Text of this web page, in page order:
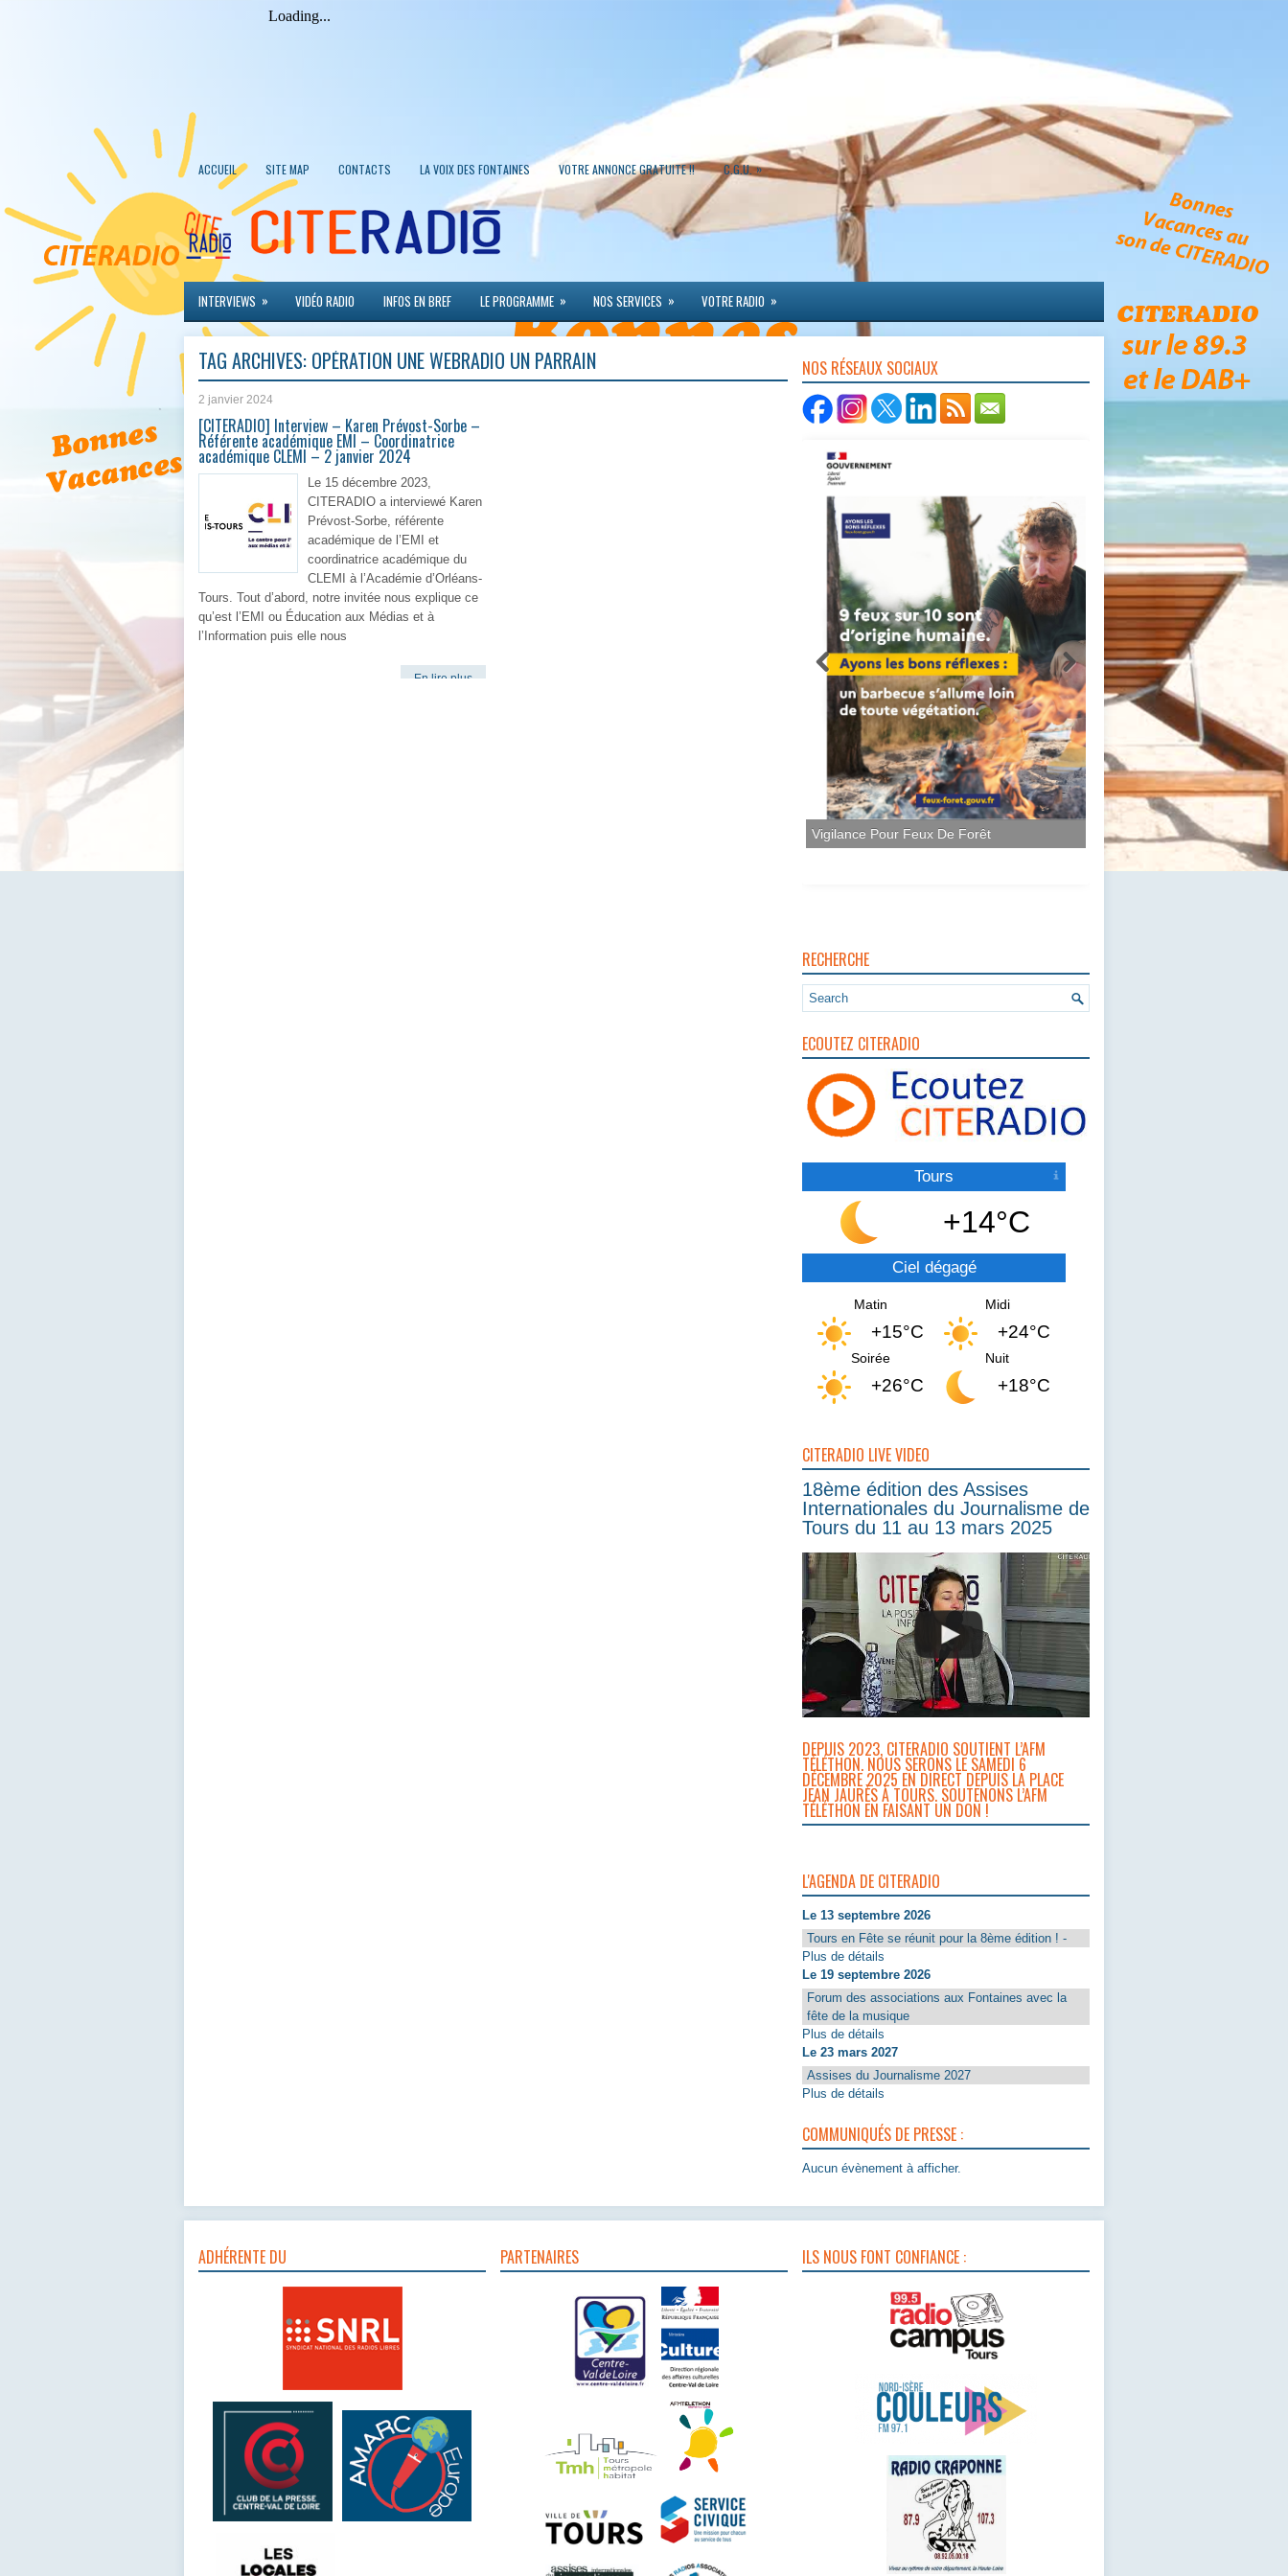
ACCUEIL SITE MAP CONTACTS LA VOIX DES FONTAINES VOTRE ANNONCE GRATUITE !! C.G.U. »
INTERVIEWS » VIDÉO RADIO INFOS EN BREF LE PROGRAMME » NOS SERVICES » VOTRE RADIO »
TAG ARCHIVES: OPÉRATION UNE WEBRADIO UN PARRAIN
2 janvier 2024
[CITERADIO] Interview – Karen Prévost-Sorbe –
Référente académique EMI – Coordinatrice
académique CLEMI – 2 janvier 2024
Le 15 décembre 2023,
CITERADIO a interviewé Karen
Prévost-Sorbe, référente
académique de l’EMI et
coordinatrice académique du
CLEMI à l’Académie d’Orléans-
Tours. Tout d’abord, notre invitée nous explique ce
qu’est l’EMI ou Éducation aux Médias et à
l’Information puis elle nous
En lire plus
NOS RÉSEAUX SOCIAUX
Vigilance Pour Feux De Forêt
RECHERCHE
ECOUTEZ CITERADIO
Tours
+14°C
Ciel dégagé
Matin
+15°C
Midi
+24°C
Soirée
+26°C
Nuit
+18°C
CITERADIO LIVE VIDEO
18ème édition des Assises
Internationales du Journalisme de
Tours du 11 au 13 mars 2025
DEPUIS 2023, CITERADIO SOUTIENT L’AFM
TÉLÉTHON. NOUS SERONS LE SAMEDI 6
DÉCEMBRE 2025 EN DIRECT DEPUIS LA PLACE
JEAN JAURÈS À TOURS. SOUTENONS L’AFM
TÉLÉTHON EN FAISANT UN DON !
L'AGENDA DE CITERADIO
Le 13 septembre 2026
Tours en Fête se réunit pour la 8ème édition ! -
Plus de détails
Le 19 septembre 2026
Forum des associations aux Fontaines avec la
fête de la musique
Plus de détails
Le 23 mars 2027
Assises du Journalisme 2027
Plus de détails
COMMUNIQUÉS DE PRESSE :
Aucun évènement à afficher.
ADHÉRENTE DU PARTENAIRES ILS NOUS FONT CONFIANCE :